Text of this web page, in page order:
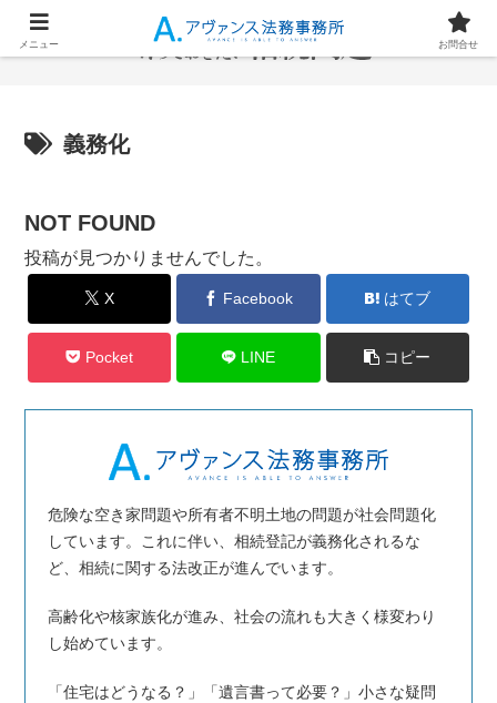
義務化
NOT FOUND
投稿が見つかりませんでした。
X Facebook はてブ
Pocket LINE コピー
危険な空き家問題や所有者不明土地の問題が社会問題化
しています。これに伴い、相続登記が義務化されるな
ど、相続に関する法改正が進んでいます。
高齢化や核家族化が進み、社会の流れも大きく様変わり
し始めています。
「住宅はどうなる？」「遺言書って必要？」小さな疑問
メニュー お問合せ